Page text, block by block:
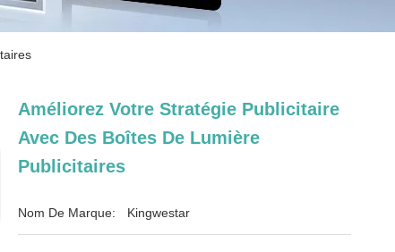
Améliorez Votre Stratégie Publicitaire
Avec Des Boîtes De Lumière
Publicitaires
Nom De Marque: Kingwestar